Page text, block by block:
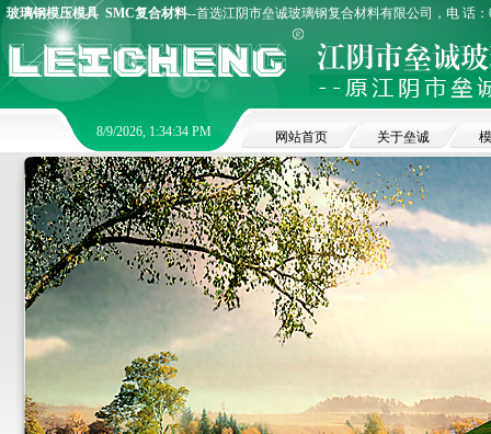
玻璃钢模压模具 SMC复合材料--首选江阴市垒诚玻璃钢复合材料有限公司，电 话
8/9/2026, 1:34:35 PM 网站首页 关于垒诚